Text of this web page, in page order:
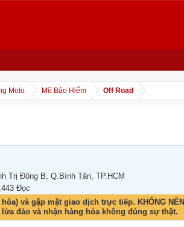
Moto Mũ Bảo Hiểm Off Road
Trị Đông B, Q.Bình Tân, TP.HCM
Đọc
và gặp mặt giao dịch trực tiếp. KHÔNG NÊN
đảo và nhận hàng hóa không đúng sự thật.